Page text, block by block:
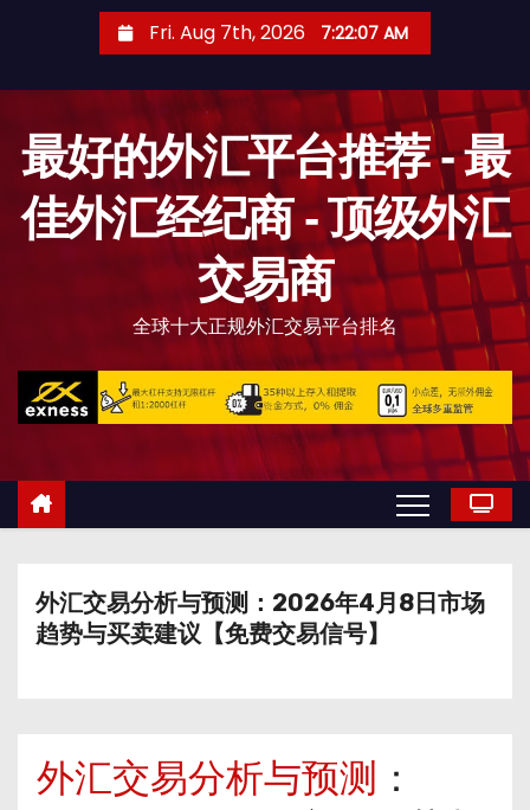
Fri. Aug 7th, 2026 7:22:08 AM
最好的外汇平台推荐 - 最
佳外汇经纪商 - 顶级外汇
交易商
全球十大正规外汇交易平台排名
外汇交易分析与预测：2026年4月8日市场
趋势与买卖建议【免费交易信号】
外汇交易分析与预测 ：